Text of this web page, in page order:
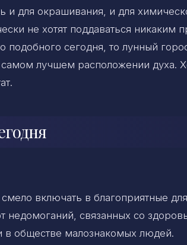
и для окрашивания, и для
не хотят поддаваться никаким
подобного сегодня, то лунный
лучшем расположении духа.
включать в благоприятные
недомоганий, связанных со
в обществе малознакомых людей.